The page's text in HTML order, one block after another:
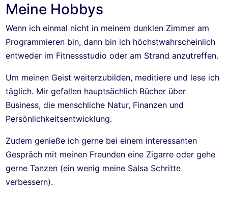
Meine Hobbys
Wenn ich einmal nicht in meinem dunklen Zimmer am
Programmieren bin, dann bin ich höchstwahrscheinlich
entweder im Fitnessstudio oder am Strand anzutreffen.
Um meinen Geist weiterzubilden, meditiere und lese ich
täglich. Mir gefallen hauptsächlich Bücher über
Business, die menschliche Natur, Finanzen und
Persönlichkeitsentwicklung.
Zudem genieße ich gerne bei einem interessanten
Gespräch mit meinen Freunden eine Zigarre oder gehe
gerne Tanzen (ein wenig meine Salsa Schritte
verbessern).